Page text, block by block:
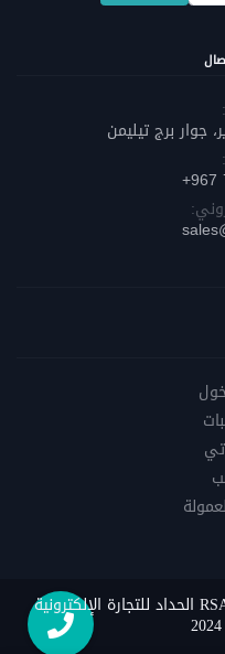
جوار برج تيليمن
حقوق الطبع والنشر محفوظة لدى RSA الحداد للتجارة الإلكترونية